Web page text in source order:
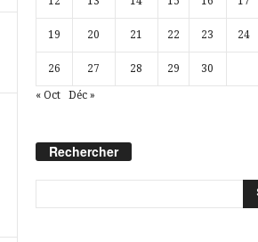
19 20 21 22 23 24
26 27 28 29 30
« Oct Déc »
Rechercher